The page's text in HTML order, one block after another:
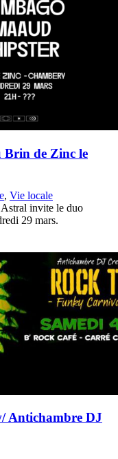
de Zinc le
, Vie locale
invite le duo
29 mars.
Antichambre DJ